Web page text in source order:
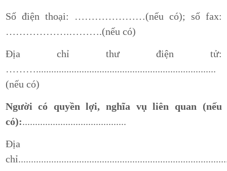
Số điện thoại: …………………(nếu có); số fax:
……………….……….(nếu có)
Địa chỉ thư điện tử:
……….......................................................................
(nếu có)
Người có quyền lợi, nghĩa vụ liên quan (nếu
có):.........................................
Địa